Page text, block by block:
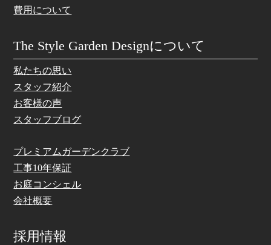
費用について
The Style Garden Designについて
私たちの思い
スタッフ紹介
お客様の声
スタッフブログ
プレミアムガーデンクラブ
工事10年保証
お庭コンシェル
会社概要
採用情報